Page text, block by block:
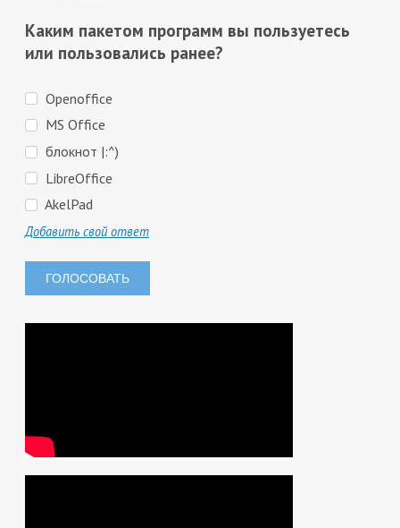
Каким пакетом программ вы пользуетесь
или пользовались ранее?
Openoffice
MS Office
блокнот |:^)
LibreOffice
AkelPad
Добавить свой ответ